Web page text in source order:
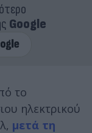
Google
το
ηλεκτρικού
μετά τη